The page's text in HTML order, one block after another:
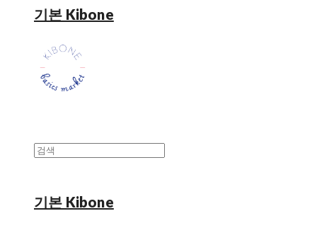
기본 Kibone
기본 Kibone